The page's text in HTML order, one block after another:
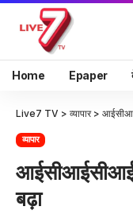
Home Epaper
Live7 TV > व्यापार>
व्यापार
आईसीआईसीआई
बढ़ा